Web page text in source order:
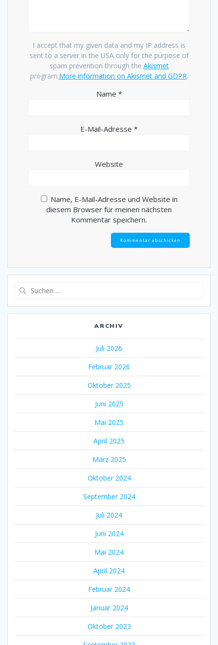
I accept that my given data and my IP address is
sent to a server in the USA only for the purpose of
spam prevention through the Akismet
program.More information on Akismet and GDPR.
Name *
E-Mail-Adresse *
Website
Name, E-Mail-Adresse und Website in
diesem Browser für meinen nächsten
Kommentar speichern.
ARCHIV
Juli 2026
Februar 2026
Oktober 2025
Juni 2025
Mai 2025
April 2025
März 2025
Oktober 2024
September 2024
Juli 2024
Juni 2024
Mai 2024
April 2024
Februar 2024
Januar 2024
Oktober 2023